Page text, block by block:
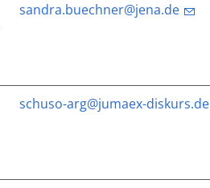
sandra.buechner@jena.de
schuso-arg@jumaex-diskurs.de